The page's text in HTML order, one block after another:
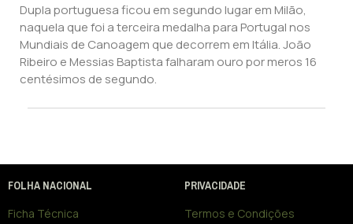
Dupla portuguesa ficou em segundo lugar em Milão,
naquela que foi a terceira medalha para Portugal nos
Mundiais de Canoagem que decorrem em Itália. João
Ribeiro e Messias Baptista falharam ouro por meros 16
centésimos de segundo.
FOLHA NACIONAL
Ficha Técnica
PRIVACIDADE
Termos e Condições